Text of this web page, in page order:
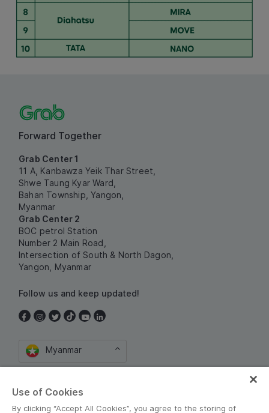
Forward Together
Grab Center 1
11 A, Kanbawza Yeik Thar Street,
Shwe Taung Kyar Ward,
Bahan Township, Yangon,
Myanmar
Grab Center 2
BOC petrol Station
Number 2 Main Road,
Intersection of South & North Dagon,
Yangon, Myanmar
Follow us and keep updated!
Myanmar
Use of Cookies
By clicking “Accept All Cookies”, you agree to the storing of